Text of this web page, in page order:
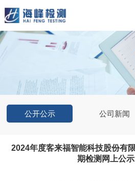
公开公示 公司新闻
2024年度客来福智能科技股份有
期检测网上公